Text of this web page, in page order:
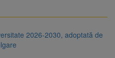
2026-2030, adoptată de